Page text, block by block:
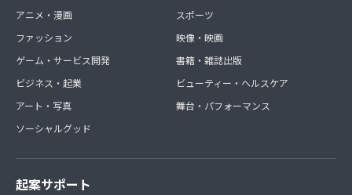
アニメ・漫画
ファッション
ゲーム・サービス開発
ビジネス・起業
アート・写真
ソーシャルグッド
スポーツ
映像・映画
書籍・雑誌出版
ビューティー・ヘルスケア
舞台・パフォーマンス
起案サポート